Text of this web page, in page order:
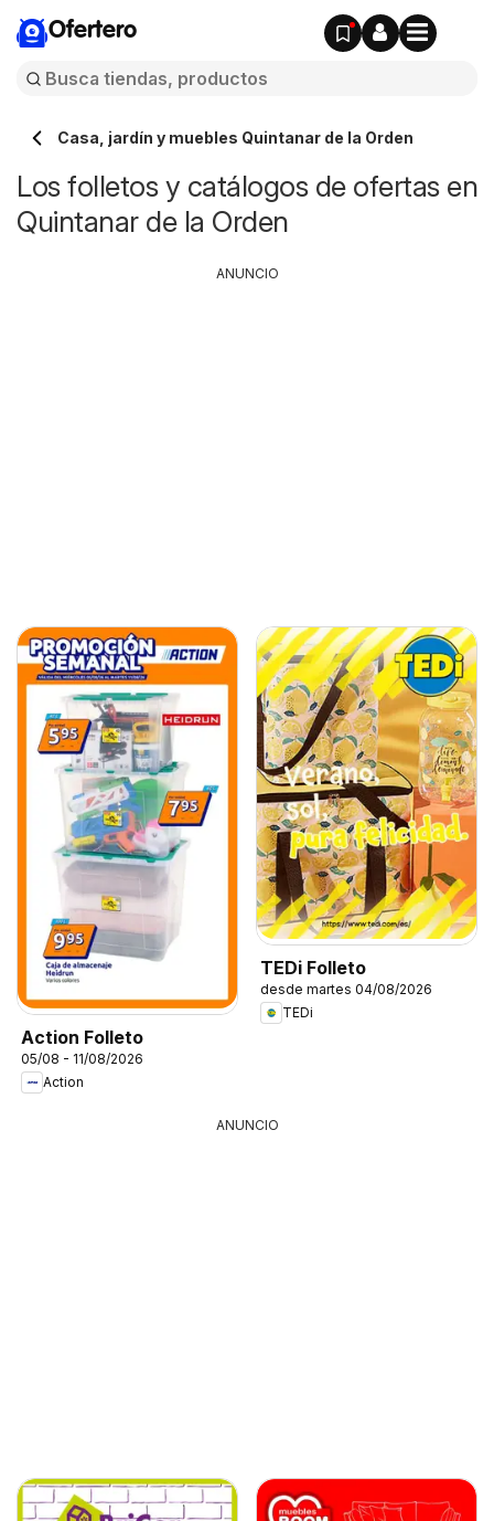
Ofertero
Casa, jardín y muebles Quintanar de la Orden
Los folletos y catálogos de ofertas en
Quintanar de la Orden
Action Folleto
05/08 - 11/08/2026
Action
TEDi Folleto
desde martes 04/08/2026
TEDi
ANUNCIO
ANUNCIO